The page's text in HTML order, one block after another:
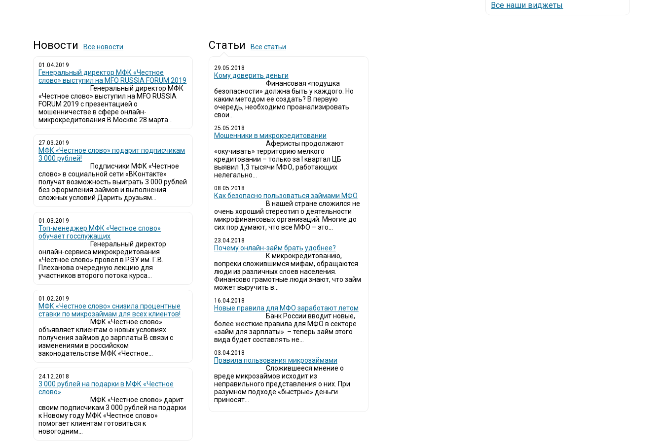
Новости Все новости
01.04.2019
Генеральный директор МФК «Честное
слово» выступил на MFO RUSSIA FORUM 2019
Генеральный директор МФК
«Честное слово» выступил на MFO RUSSIA
FORUM 2019 с презентацией о
мошенничестве в сфере онлайн-
микрокредитования В Москве 28 марта...
27.03.2019
МФК «Честное слово» подарит подписчикам
3 000 рублей!
Подписчики МФК «Честное
слово» в социальной сети «ВКонтакте»
получат возможность выиграть 3 000 рублей
без оформления займов и выполнения
сложных условий Дарить друзьям...
01.03.2019
Топ-менеджер МФК «Честное слово»
обучает госслужащих
Генеральный директор
онлайн-сервиса микрокредитования
«Честное слово» провел в РЭУ им. Г.В.
Плеханова очередную лекцию для
участников второго потока курса...
01.02.2019
МФК «Честное слово» снизила процентные
ставки по микрозаймам для всех клиентов!
МФК «Честное слово»
объявляет клиентам о новых условиях
получения займов до зарплаты В связи с
изменениями в российском
законодательстве МФК «Честное...
24.12.2018
3 000 рублей на подарки в МФК «Честное
слово»
МФК «Честное слово» дарит
своим подписчикам 3 000 рублей на подарки
к Новому году МФК «Честное слово»
помогает клиентам готовиться к
новогодним...
Статьи Все статьи
29.05.2018
Кому доверить деньги
Финансовая «подушка
безопасности» должна быть у каждого. Но
каким методом ее создать? В первую
очередь, необходимо проанализировать
свои...
25.05.2018
Мошенники в микрокредитовании
Аферисты продолжают
«окучивать» территорию мелкого
кредитовании – только за I квартал ЦБ
выявил 1,3 тысячи МФО, работающих
нелегально...
08.05.2018
Как безопасно пользоваться займами МФО
В нашей стране сложился не
очень хороший стереотип о деятельности
микрофинансовых организаций. Многие до
сих пор думают, что все МФО – это...
23.04.2018
Почему онлайн-займ брать удобнее?
К микрокредитованию,
вопреки сложившимся мифам, обращаются
люди из различных слоев населения.
Финансово грамотные люди знают, что займ
может выручить в...
16.04.2018
Новые правила для МФО заработают летом
Банк России вводит новые,
более жесткие правила для МФО в секторе
«займ для зарплаты» – теперь займ этого
вида будет составлять не...
03.04.2018
​Правила пользования микрозаймами
Сложившееся мнение о
вреде микрозаймов исходит из
неправильного представления о них. При
разумном подходе «быстрые» деньги
приносят...
Все наши виджеты